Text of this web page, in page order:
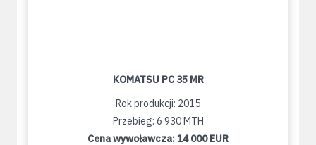
KOMATSU PC 35 MR
Rok produkcji: 2015
Przebieg: 6 930 MTH
Cena wywoławcza:14 000 EUR